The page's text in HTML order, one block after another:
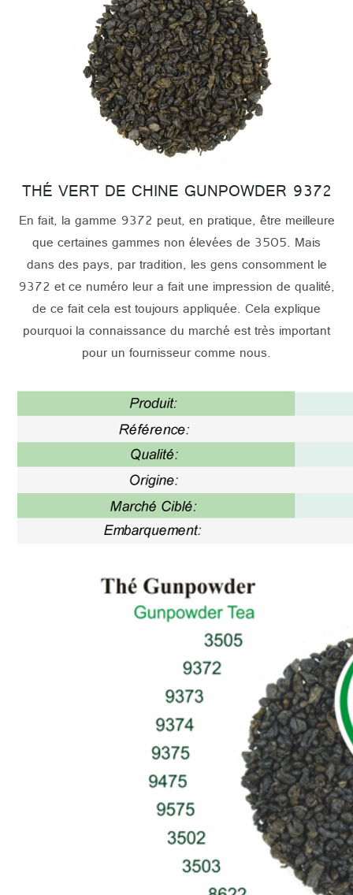
THÉ VERT DE CHINE GUNPOWDER 9372
En fait, la gamme 9372 peut, en pratique, être meilleure
que certaines gammes non élevées de 3505. Mais
dans des pays, par tradition, les gens consomment le
9372 et ce numéro leur a fait une impression de qualité,
de ce fait cela est toujours appliquée. Cela explique
pourquoi la connaissance du marché est très important
pour un fournisseur comme nous.